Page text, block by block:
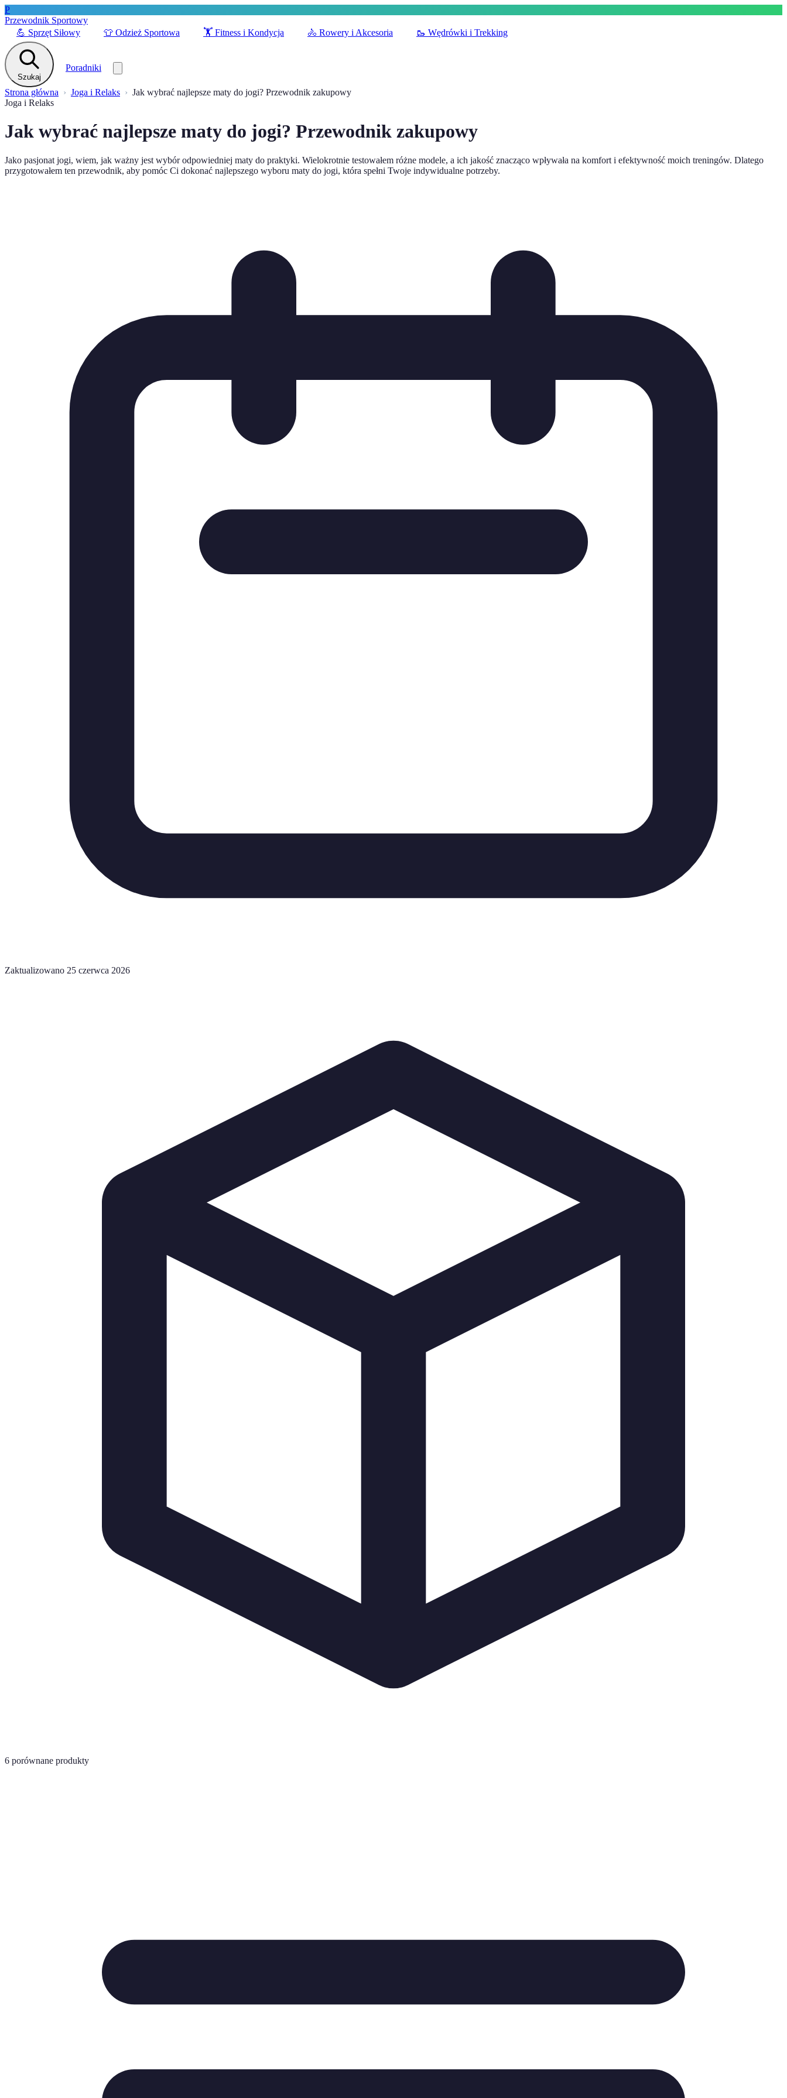
P
Przewodnik Sportowy
💪 Sprzęt Siłowy 👕 Odzież Sportowa 🏋️ Fitness i Kondycja 🚴 Rowery i Akcesoria 🥾 Wędrówki i Trekking
Szukaj
Poradniki
Strona główna Joga i Relaks
Jak wybrać najlepsze maty do jogi? Przewodnik zakupowy
Joga i Relaks
Jak wybrać najlepsze maty do jogi? Przewodnik zakupowy
Jako pasjonat jogi, wiem, jak ważny jest wybór odpowiedniej maty do praktyki. Wielokrotnie testowałem różne modele, a ich jakość znacząco wpływała na komfort i efektywność moich treningów. Dlatego
przygotowałem ten przewodnik, aby pomóc Ci dokonać najlepszego wyboru maty do jogi, która spełni Twoje indywidualne potrzeby.
Zaktualizowano 25 czerwca 2026
6 porównane produkty